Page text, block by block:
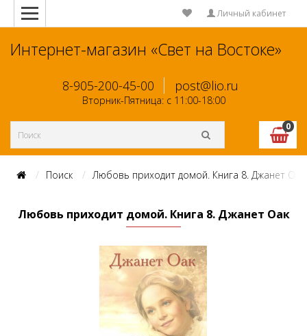
Личный кабинет
Интернет-магазин «Свет на Востоке»
8-905-200-45-00 post@lio.ru
Вторник-Пятница: с 11:00-18:00
0
Поиск Любовь приходит домой. Книга 8. Джанет Оак
Любовь приходит домой. Книга 8. Джанет Оак